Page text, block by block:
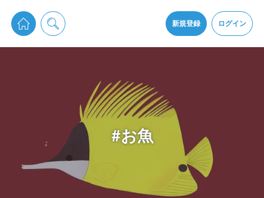
新規登録 ログイン
pixiv Sketchは2024年5月28日付で プライパシーポリシーを改定しました。
通知を受け取るにはここをクリックします
アプリをインストール
#お魚